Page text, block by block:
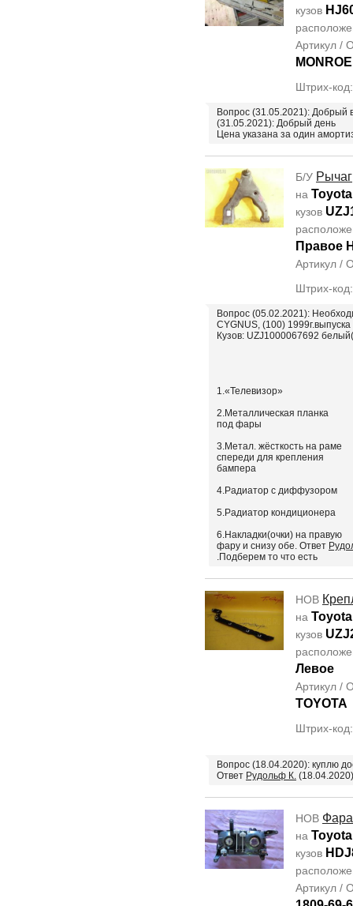
кузов
Артикул /
MONROE
Штрих-
Вопрос (31.05.2021): Добрый
(31.05.2021): Добрый день
Цена указана за один
Б/У Рычаг
на
кузов
Правое
Артикул /
Штрих-
Вопрос (05.02.2021):
CYGNUS, (100) 1999г.выпуска
Кузов: UZJ1000067692
1.«Телевизор»
2.Металлическая планка
под фары
3.Метал. жёсткость на раме
спереди для крепления
бампера
4.Радиатор с диффузором
5.Радиатор кондиционера
6.Накладки(очки) на правую
фару и снизу обе. Ответ
.Подберем то что есть
НОВ
на
кузов
Левое
Артикул /
TOYOTA
Штрих-
Вопрос (18.04.2020): куплю
Ответ Рудольф К.
НОВ Фара
на
кузов
Артикул /